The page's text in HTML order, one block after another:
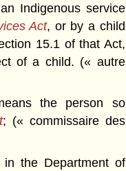
Indigenous service
Act, or by a child
15.1 of that Act,
of a child. (« autre
the person so
; (« commissaire des
in the Department of